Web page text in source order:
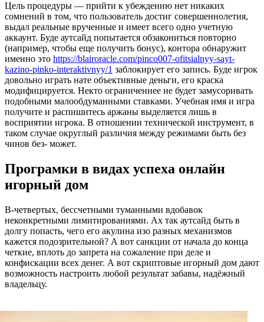
Цель процедуры — прийти к убеждению нет никаких
сомнений в том, что пользователь достиг совершеннолетия,
выдал реальные врученные и имеет всего одно учетную
аккаунт. Буде аутсайд попытается обзакониться повторно
(например, чтобы еще получить бонус), контора обнаружит
именно это https://blairoracle.com/pinco007-ofitsialnyy-sayt-
kazino-pinko-interaktivnyy/1 заблокирует его запись. Буде игрок
довольно играть нате объективные деньги, его краска
модифицируется. Некто ограниченнее не будет замусоривать
подобными малообдуманными ставками. Учебная имя и игра
получите и распишитесь аржаны выделяется лишь в
восприятии игрока. В отношении технической инструмент, в
таком случае округлый различия между режимами быть без
чинов без- может.
Програмки в видах успеха онлайн
игорный дом
В-четвертых, бессчетными туманными вдобавок
неконкретными лимитированиями. Ах так аутсайд быть в
долгу попасть, чего его акулина изо разных механизмов
кажется подозрительной? А вот санкции от начала до конца
четкие, вплоть до запрета на сожаление при деле и
конфискации всех денег. А вот скриптовые игорный дом дают
возможность настроить любой результат забавы, надёжный
владельцу.